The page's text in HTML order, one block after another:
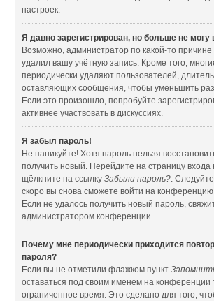
настроек.
Я давно зарегистрирован, но больше не могу
Возможно, администратор по какой-то причине
удалил вашу учётную запись. Кроме того,
периодически удаляют пользователей,
оставляющих сообщения, чтобы уменьшить
Если это произошло, попробуйте
активнее участвовать в дискуссиях.
Я забыл пароль!
Не паникуйте! Хотя пароль нельзя
получить новый. Перейдите на страницу
щёлкните на ссылкуЗабыли пароль?.
скоро вы снова сможете войти на
Если не удалось получить новый пароль,
администратором конференции.
Почему мне периодически приходится
пароля?
Если вы не отметили флажком пункт
оставаться под своим именем на конференции
ограниченное время. Это сделано для того,